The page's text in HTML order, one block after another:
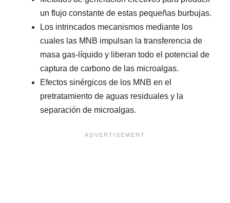
un flujo constante de estas pequeñas burbujas.
Los intrincados mecanismos mediante los
cuales las MNB impulsan la transferencia de
masa gas-líquido y liberan todo el potencial de
captura de carbono de las microalgas.
Efectos sinérgicos de los MNB en el
pretratamiento de aguas residuales y la
separación de microalgas.